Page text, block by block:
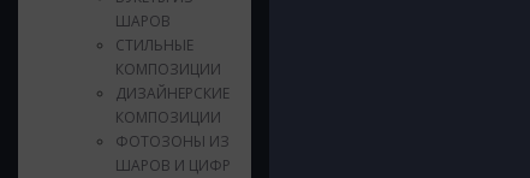
ШАРОВ
СТИЛЬНЫЕ
КОМПОЗИЦИИ
ДИЗАЙНЕРСКИЕ
КОМПОЗИЦИИ
ФОТОЗОНЫ ИЗ
ШАРОВ И ЦИФР